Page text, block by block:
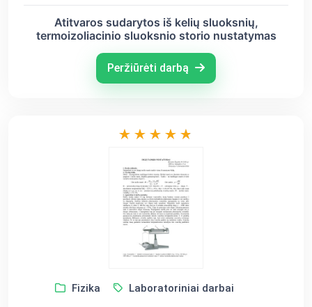
Atitvaros sudarytos iš kelių sluoksnių,
termoizoliacinio sluoksnio storio nustatymas
Peržiūrėti darbą
Fizika Laboratoriniai darbai